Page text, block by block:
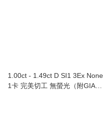
1.00ct - 1.49ct D SI1 3Ex None
1卡 完美切工 無螢光（附GIA證